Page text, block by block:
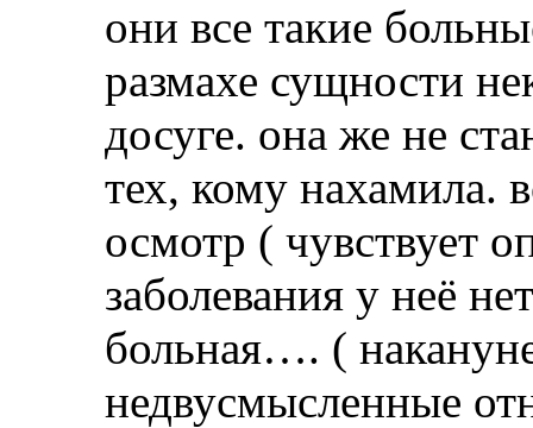
они все такие
размахе сущности
досуге. она же не
тех, кому нахамила.
осмотр ( чувствует
заболевания у неё
больная…. (
недвусмысленные